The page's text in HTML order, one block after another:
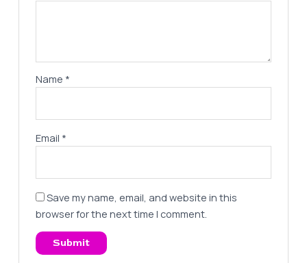
Name *
Email *
Save my name, email, and website in this
browser for the next time I comment.